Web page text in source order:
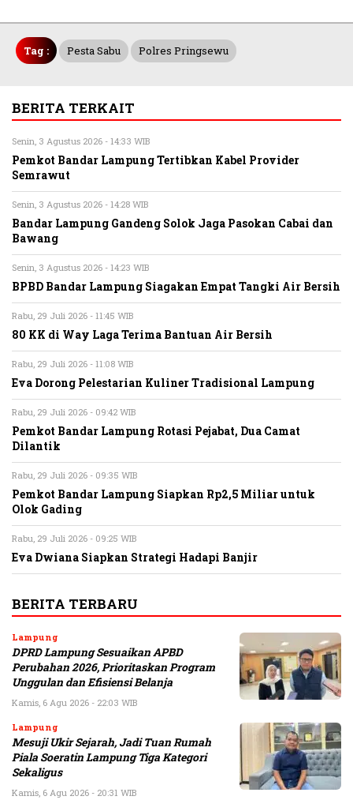
Tag : Pesta Sabu Polres Pringsewu
BERITA TERKAIT
Senin, 3 Agustus 2026 - 14:33 WIB
Pemkot Bandar Lampung Tertibkan Kabel Provider
Semrawut
Senin, 3 Agustus 2026 - 14:28 WIB
Bandar Lampung Gandeng Solok Jaga Pasokan Cabai dan
Bawang
Senin, 3 Agustus 2026 - 14:23 WIB
BPBD Bandar Lampung Siagakan Empat Tangki Air Bersih
Rabu, 29 Juli 2026 - 11:45 WIB
80 KK di Way Laga Terima Bantuan Air Bersih
Rabu, 29 Juli 2026 - 11:08 WIB
Eva Dorong Pelestarian Kuliner Tradisional Lampung
Rabu, 29 Juli 2026 - 09:42 WIB
Pemkot Bandar Lampung Rotasi Pejabat, Dua Camat
Dilantik
Rabu, 29 Juli 2026 - 09:35 WIB
Pemkot Bandar Lampung Siapkan Rp2,5 Miliar untuk
Olok Gading
Rabu, 29 Juli 2026 - 09:25 WIB
Eva Dwiana Siapkan Strategi Hadapi Banjir
BERITA TERBARU
Lampung
DPRD Lampung Sesuaikan APBD
Perubahan 2026, Prioritaskan Program
Unggulan dan Efisiensi Belanja
Kamis, 6 Agu 2026 - 22:03 WIB
Lampung
Mesuji Ukir Sejarah, Jadi Tuan Rumah
Piala Soeratin Lampung Tiga Kategori
Sekaligus
Kamis, 6 Agu 2026 - 20:31 WIB